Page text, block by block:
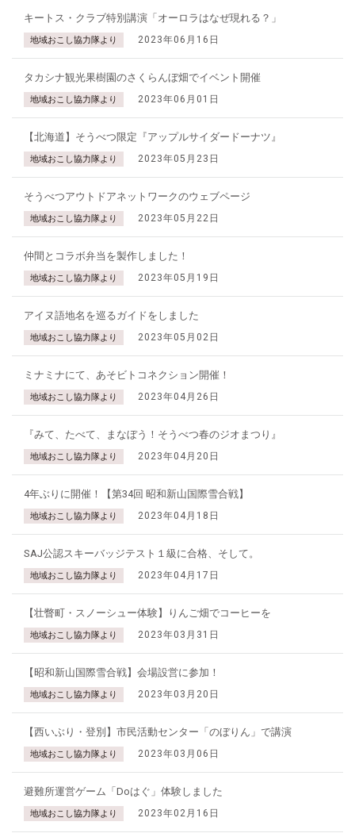
キートス・クラブ特別講演「オーロラはなぜ現れる？」
地域おこし協力隊より 2023年06月16日
タカシナ観光果樹園のさくらんぼ畑でイベント開催
地域おこし協力隊より 2023年06月01日
【北海道】そうべつ限定『アップルサイダードーナツ』
地域おこし協力隊より 2023年05月23日
そうべつアウトドアネットワークのウェブページ
地域おこし協力隊より 2023年05月22日
仲間とコラボ弁当を製作しました！
地域おこし協力隊より 2023年05月19日
アイヌ語地名を巡るガイドをしました
地域おこし協力隊より 2023年05月02日
ミナミナにて、あそビトコネクション開催！
地域おこし協力隊より 2023年04月26日
『みて、たべて、まなぼう！そうべつ春のジオまつり』
地域おこし協力隊より 2023年04月20日
4年ぶりに開催！【第34回 昭和新山国際雪合戦】
地域おこし協力隊より 2023年04月18日
SAJ公認スキーバッジテスト１級に合格、そして。
地域おこし協力隊より 2023年04月17日
【壮瞥町・スノーシュー体験】りんご畑でコーヒーを
地域おこし協力隊より 2023年03月31日
【昭和新山国際雪合戦】会場設営に参加！
地域おこし協力隊より 2023年03月20日
【西いぶり・登別】市民活動センター「のぼりん」で講演
地域おこし協力隊より 2023年03月06日
避難所運営ゲーム「Doはぐ」体験しました
地域おこし協力隊より 2023年02月16日